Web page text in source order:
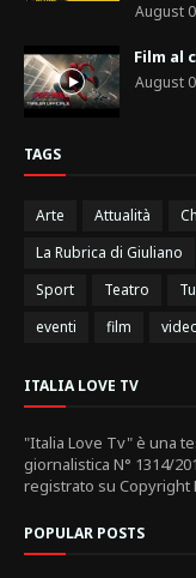
August
Film al
August
TAGS
Arte Attualità
La Rubrica di Giuliano
Sport
Teatro
eventi
film
ITALIA LOVE TV
"Italia Love Tv" è una
giornalistica N° 1314/
registrato su Copyright
POPULAR POSTS